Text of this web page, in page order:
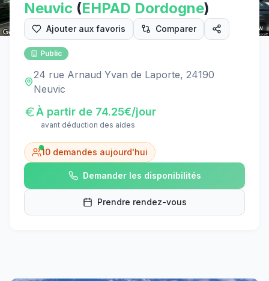
Street View
Neuvic (EHPAD Dordogne)
Ajouter aux favoris Comparer
Public
24 rue Arnaud Yvan de Laporte, 24190
Neuvic
À partir de 74.25€/jour
avant déduction des aides
10 demandes aujourd'hui
Demander les disponibilités
Prendre rendez-vous